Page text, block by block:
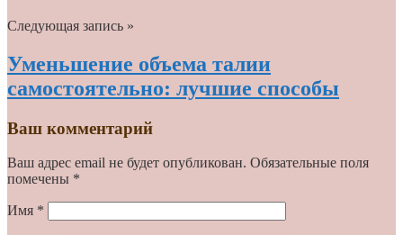
Следующая запись »
Уменьшение объема талии
самостоятельно: лучшие способы
Ваш комментарий
Ваш адрес email не будет опубликован. Обязательные поля
помечены *
Имя *